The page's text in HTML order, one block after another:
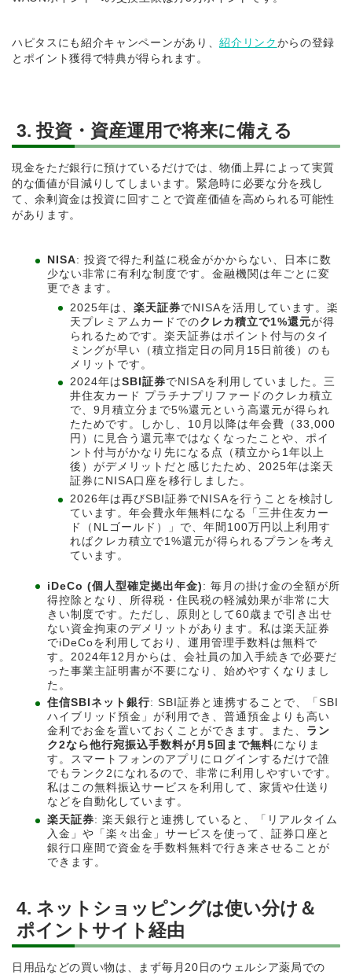
ハピタスにも紹介キャンペーンがあり、紹介リンク からの登録
とポイント獲得で特典が得られます。
3. 投資・資産運用で将来に備える
現金をただ銀行に預けているだけでは、物価上昇によって実質
的な価値が目減りしてしまいます。緊急時に必要な分を残し
て、余剰資金は投資に回すことで資産価値を高められる可能性
があります。
NISA: 投資で得た利益に税金がかからない、日本に数
少ない非常に有利な制度です。金融機関は年ごとに変
更できます。
2025年は、 楽天証券でNISAを活用しています。楽
天プレミアムカードでのクレカ積立で1%還元が得
られるためです。楽天証券はポイント付与のタイ
ミングが早い（積立指定日の同月15日前後）のも
メリットです。
2024年はSBI証券でNISAを利用していました。三
井住友カード プラチナプリファードのクレカ積立
で、9月積立分まで5%還元という高還元が得られ
たためです。しかし、10月以降は年会費（33,000
円）に見合う還元率ではなくなったことや、ポイ
ント付与がかなり先になる点（積立から1年以上
後）がデメリットだと感じたため、2025年は楽天
証券にNISA口座を移行しました。
2026年は再びSBI証券でNISAを行うことを検討し
ています。年会費永年無料になる「三井住友カー
ド（NLゴールド）」で、年間100万円以上利用す
ればクレカ積立で1%還元が得られるプランを考え
ています。
iDeCo (個人型確定拠出年金) : 毎月の掛け金の全額が所
得控除となり、所得税・住民税の軽減効果が非常に大
きい制度です。ただし、原則として60歳まで引き出せ
ない資金拘束のデメリットがあります。私は楽天証券
でiDeCoを利用しており、運用管理手数料は無料で
す。2024年12月からは、会社員の加入手続きで必要だ
った事業主証明書が不要になり、始めやすくなりまし
た。
住信SBIネット銀行: SBI証券と連携することで、「SBI
ハイブリッド預金」が利用でき、普通預金よりも高い
金利でお金を置いておくことができます。また、 ラン
ク2なら他行宛振込手数料が月5回まで無料になりま
す。スマートフォンのアプリにログインするだけで誰
でもランク2になれるので、非常に利用しやすいです。
私はこの無料振込サービスを利用して、家賃や仕送り
などを自動化しています。
楽天証券: 楽天銀行と連携していると、「リアルタイム
入金」や「楽々出金」サービスを使って、証券口座と
銀行口座間で資金を手数料無料で行き来させることが
できます。
4. ネットショッピングは使い分け＆
ポイントサイト経由
日用品などの買い物は、まず毎月20日のウェルシア薬局での